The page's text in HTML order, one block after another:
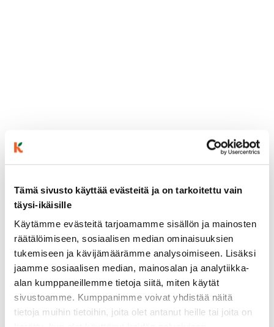
Tämä sivusto käyttää evästeitä ja on tarkoitettu vain
täysi-ikäisille
Käytämme evästeitä tarjoamamme sisällön ja mainosten
räätälöimiseen, sosiaalisen median ominaisuuksien
tukemiseen ja kävijämäärämme analysoimiseen. Lisäksi
jaamme sosiaalisen median, mainosalan ja analytiikka-
alan kumppaneillemme tietoja siitä, miten käytät
sivustoamme. Kumppanimme voivat yhdistää näitä
tietoja muihin tietoihin, joita olet antanut heille tai joita on
valmistusohje
lisätietoja
1 sipuli
1 valkosipulinkynsi